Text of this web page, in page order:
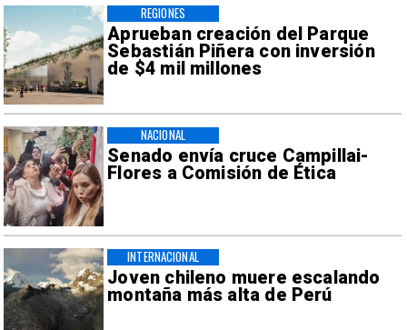
Aprueban creación del Parque
Sebastián Piñera con inversión
de $4 mil millones
REGIONES
Senado envía cruce Campillai-
Flores a Comisión de Ética
NACIONAL
Joven chileno muere escalando
montaña más alta de Perú
INTERNACIONAL